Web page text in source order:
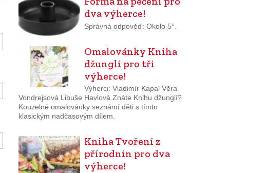
dva výherce!
Správná odpověď: Okolo 5°.
Omalovánky Kniha
džunglí pro tři
výherce!
Výherci: Vladimír Kapal Věra
Vondrejsová Libuše Havlová Znáte Knihu džunglí?
Kouzelné omalovánky seznámí děti s tímto
klasickým nadčasovým dílem.
Kniha Tvoření z
přírodnin pro dva
výherce!